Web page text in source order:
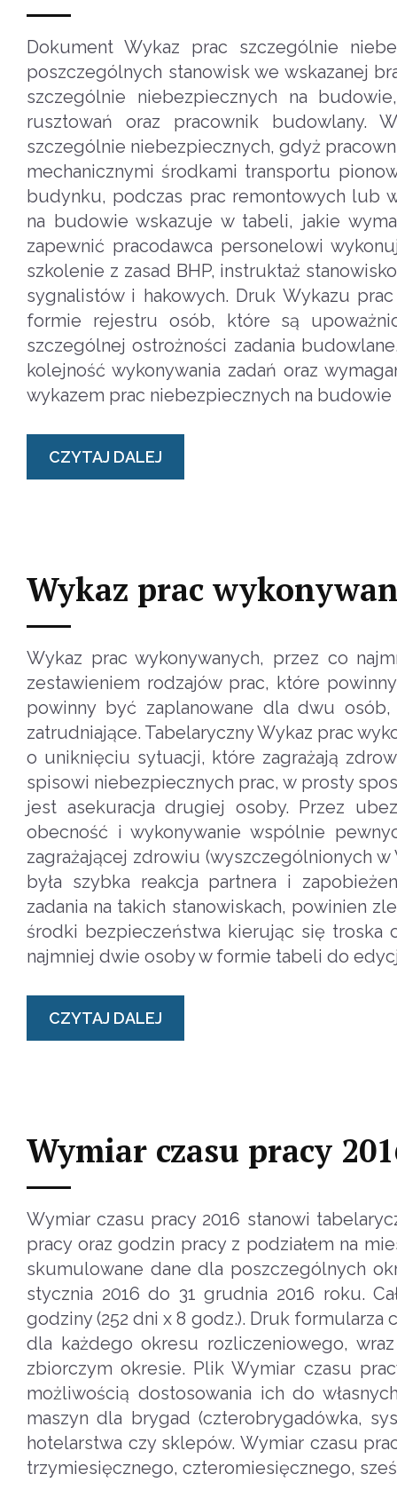
Dokument Wykaz prac szczególnie
poszczególnych stanowisk we wskazanej
szczególnie niebezpiecznych na
rusztowań oraz pracownik budowlany.
szczególnie niebezpiecznych, gdyż
mechanicznymi środkami transportu
budynku, podczas prac remontowych lub
na budowie wskazuje w tabeli, jakie
zapewnić pracodawca personelowi
szkolenie z zasad BHP, instruktaż
sygnalistów i hakowych. Druk Wykazu
formie rejestru osób, które są
szczególnej ostrożności zadania
kolejność wykonywania zadań oraz
wykazem prac niebezpiecznych na
CZYTAJ DALEJ
Wykaz prac
Wykaz prac wykonywanych, przez co
zestawieniem rodzajów prac, które
powinny być zaplanowane dla dwu
zatrudniające. Tabelaryczny Wykaz prac
o uniknięciu sytuacji, które zagrażają
spisowi niebezpiecznych prac, w prosty
jest asekuracja drugiej osoby. Przez
obecność i wykonywanie wspólnie
zagrażającej zdrowiu (wyszczególnionych
była szybka reakcja partnera i
zadania na takich stanowiskach, powinien
środki bezpieczeństwa kierując się troska
najmniej dwie osoby w formie tabeli do
CZYTAJ DALEJ
Wymiar czasu pracy
Wymiar czasu pracy 2016 stanowi
pracy oraz godzin pracy z podziałem na
skumulowane dane dla poszczególnych
stycznia 2016 do 31 grudnia 2016 roku.
godziny (252 dni x 8 godz.). Druk
dla każdego okresu rozliczeniowego,
zbiorczym okresie. Plik Wymiar czasu
możliwością dostosowania ich do
maszyn dla brygad (czterobrygadówka,
hotelarstwa czy sklepów. Wymiar czasu
trzymiesięcznego, czteromiesięcznego,